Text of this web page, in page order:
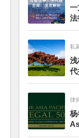
一
法
私
浅
代
律
杨